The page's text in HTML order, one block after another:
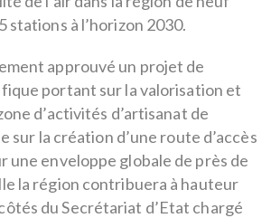
stations à l’horizon 2030.
approuvé un projet de
portant sur la valorisation et
d’activités d’artisanat de
sur la création d’une route d’accès
une enveloppe globale de près de
la région contribuera à hauteur
du Secrétariat d’Etat chargé